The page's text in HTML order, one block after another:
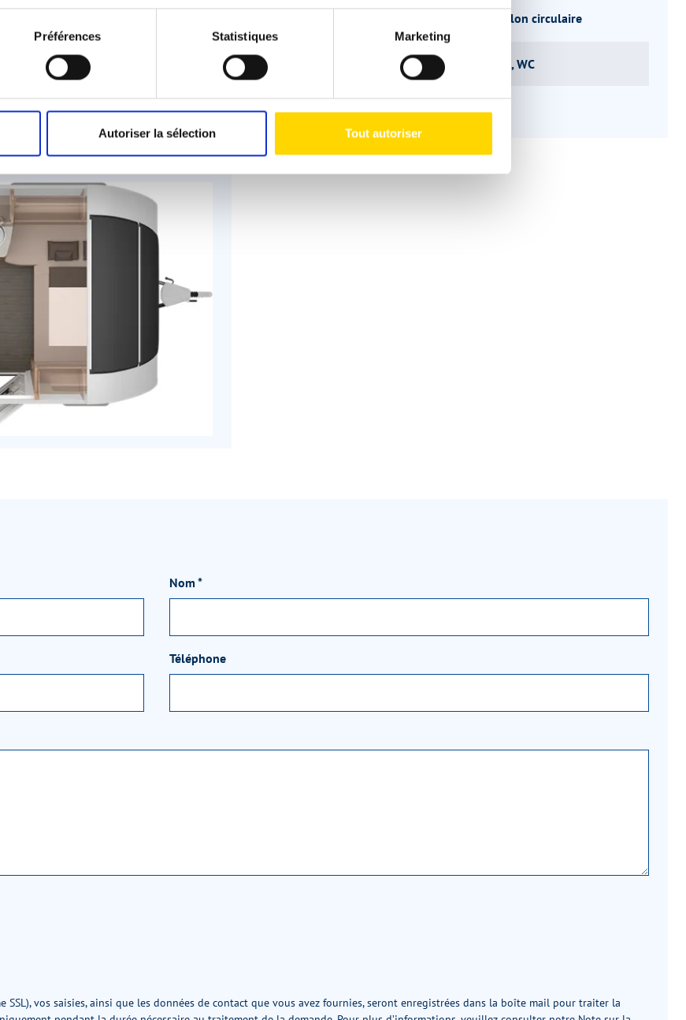
Préférences Statistiques Marketing
Autoriser la sélection Tout autoriser
Coin salon circulaire
Cuisine, WC
Nom *
Téléphone
vos saisies, ainsi que les données de contact que vous avez fournies, seront enregistrées dans la boîte mail pour traiter la